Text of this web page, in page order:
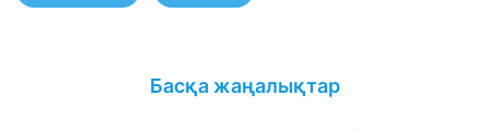
Басқа жаңалықтар